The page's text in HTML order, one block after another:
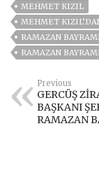
MEHMET KIZIL
MEHMET
RAMAZAN
RAMAZAN
Previous
GERCÜŞ
BAŞKANI
RAMAZAN